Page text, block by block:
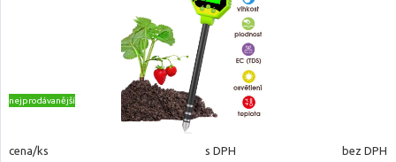
nejprodávanější
cena/ks s DPH bez DPH